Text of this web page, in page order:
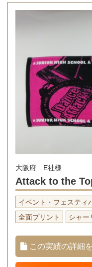
大阪府 E社様
Attack to the
イベント・フェスティ
全面プリント
シャー
この実績の詳細